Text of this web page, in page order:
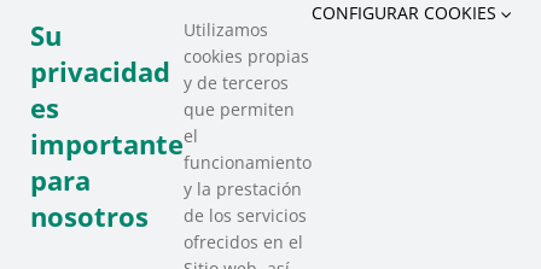
COMPARTIR ESTE EVENTO
Su
privacidad
es
importante
para
nosotros
Utilizamos
cookies propias
y de terceros
que permiten
el
funcionamiento
y la prestación
de los servicios
ofrecidos en el
CONFIGURAR COOKIES